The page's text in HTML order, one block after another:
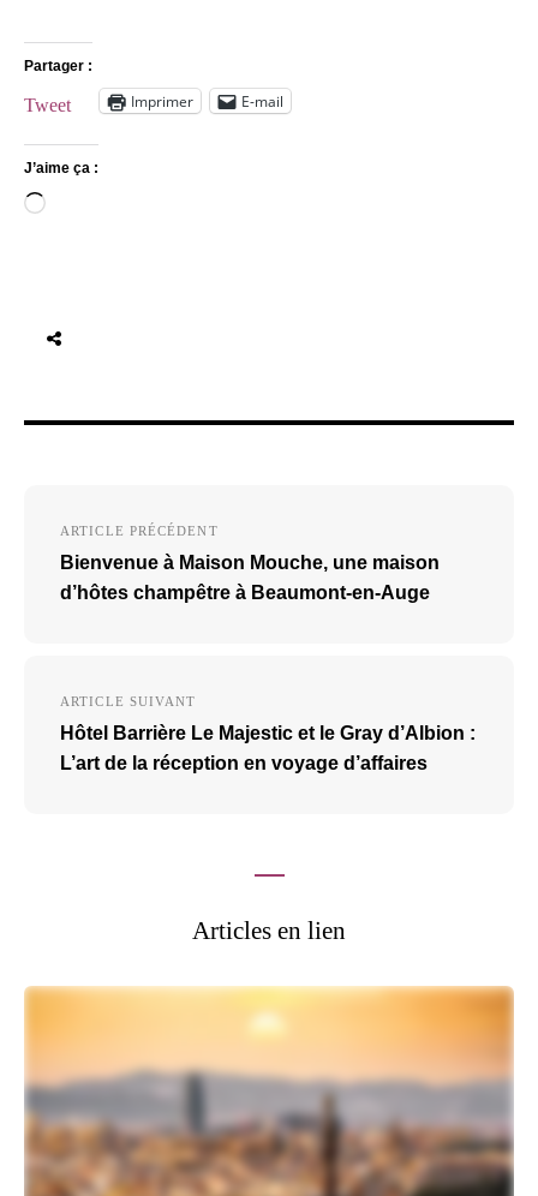
Partager :
Tweet Imprimer E-mail
J’aime ça :
Chargement…
l’article
ARTICLE PRÉCÉDENT
Bienvenue à Maison Mouche, une maison
d’hôtes champêtre à Beaumont-en-Auge
ARTICLE SUIVANT
Hôtel Barrière Le Majestic et le Gray d’Albion :
L’art de la réception en voyage d’affaires
Articles en lien